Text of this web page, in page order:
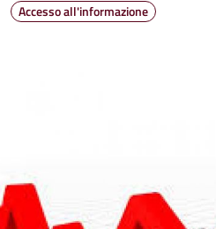
Accesso all'informazione